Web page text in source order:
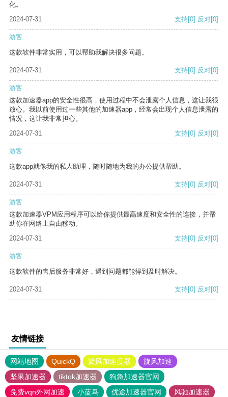
化。
2024-07-31
支持[0] 反对[0]
游客
这款软件非常实用，可以帮助我解决很多问题。
2024-07-31 支持[0] 反对[0]
游客
这款加速器app的安全性很高，使用过程中不会泄露个人信息，这让我很
放心。我以前使用过一些其他的加速器app，经常会出现个人信息泄露的
情况，这让我非常担心。
2024-07-31
支持[0] 反对[0]
游客
这款app就像我的私人助理，随时随地为我的办公提供帮助。
2024-07-31 支持[0] 反对[0]
游客
这款加速器VPM应用程序可以给你提供最高速度和安全性的连接，并帮
助你在网络上自由移动。
2024-07-31
支持[0] 反对[0]
游客
这款软件的售后服务非常好，遇到问题都能得到及时解决。
2024-07-31 支持[0] 反对[0]
友情链接
网站地图 QuickQ 旋风加速度器
旋风加速
坚果加速器
tiktok加速器
狗急加速器官网
免费vqn外网加速
小蓝鸟 优途加速器官网
风驰加速器